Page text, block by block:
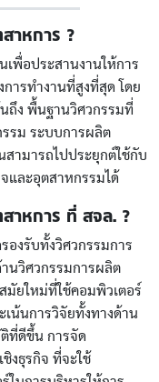
าหการ ?
พื่อประสานงานให้การ
ารทำงานที่สูงที่สุด โดย
ถึง พื้นฐานวิศวกรรมที่
รม ระบบการผลิต
ามารถไปประยุกต์ใช้กับ
และอุตสาหกรรมได้
าหการ ที่ สจล. ?
องรับทั้งวิศวกรรมการ
นวิศวกรรมการผลิต
ยใหม่ที่ใช้คอมพิวเตอร์
น้นการวิจัยทั้งทางด้าน
ที่ดีขึ้น การจัด
งธุรกิจ ที่จะใช้